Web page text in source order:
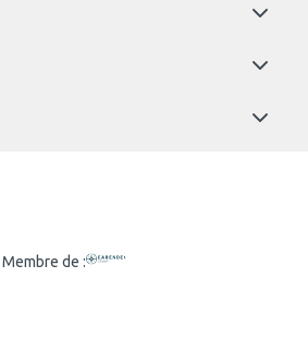
Membre de :